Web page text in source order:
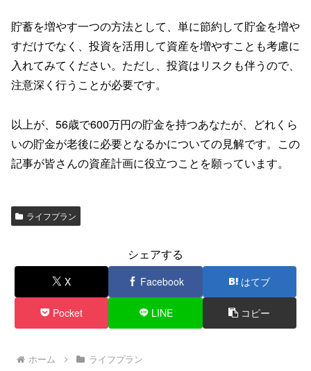
貯蓄を増やす一つの方法として、単に節約して貯金を増や
すだけでなく、投資を活用して資産を増やすことも考慮に
入れてみてください。ただし、投資はリスクも伴うので、
注意深く行うことが必要です。
以上が、56歳で600万円の貯金を持つあなたが、どれくら
いの貯金が老後に必要となるかについての見解です。この
記事が皆さんの資産計画に役立つことを願っています。
ライフプラン
シェアする
X Facebook はてブ
Pocket LINE コピー
ホーム ライフプラン